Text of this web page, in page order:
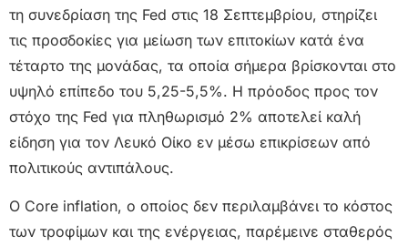
τη συνεδρίαση της Fed στις 18 Σεπτεμβρίου, στηρίζει
τις προσδοκίες για μείωση των επιτοκίων κατά ένα
τέταρτο της μονάδας, τα οποία σήμερα βρίσκονται στο
υψηλό επίπεδο του 5,25-5,5%. Η πρόοδος προς τον
στόχο της Fed για πληθωρισμό 2% αποτελεί καλή
είδηση για τον Λευκό Οίκο εν μέσω επικρίσεων από
πολιτικούς αντιπάλους.
Ο Core inflation, ο οποίος δεν περιλαμβάνει το κόστος
των τροφίμων και της ενέργειας, παρέμεινε σταθερός